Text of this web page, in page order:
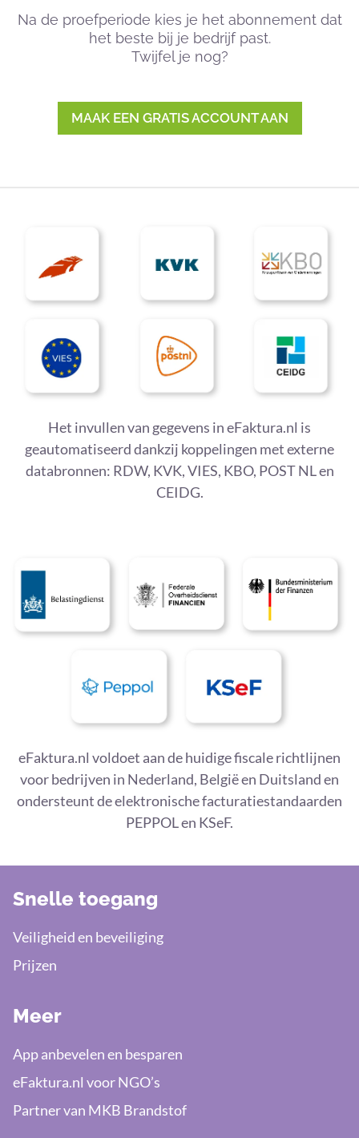
Na de proefperiode kies je het abonnement dat
het beste bij je bedrijf past.
Twijfel je nog?
MAAK EEN GRATIS ACCOUNT AAN
Het invullen van gegevens in eFaktura.nl is
geautomatiseerd dankzij koppelingen met externe
databronnen: RDW, KVK, VIES, KBO, POST NL en
CEIDG.
eFaktura.nl voldoet aan de huidige fiscale richtlijnen
voor bedrijven in Nederland, België en Duitsland en
ondersteunt de elektronische facturatiestandaarden
PEPPOL en KSeF.
Snelle toegang
Veiligheid en beveiliging
Prijzen
Meer
App anbevelen en besparen
eFaktura.nl voor NGO’s
Partner van MKB Brandstof